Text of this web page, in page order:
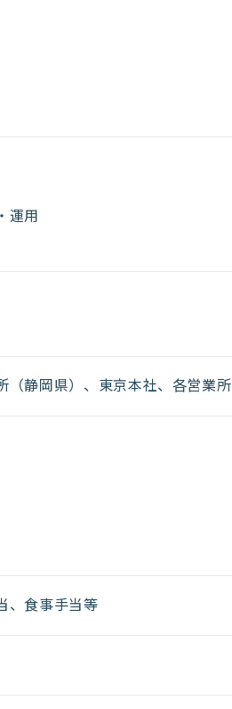
運用
（静岡県）、東京本社、各営業所
、食事手当等